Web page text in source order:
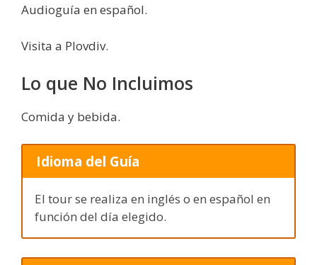
Audioguía en español.
Visita a Plovdiv.
Lo que No Incluimos
Comida y bebida.
Idioma del Guía
El tour se realiza en inglés o en español en
función del día elegido.